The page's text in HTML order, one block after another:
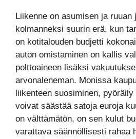
Liikenne on asumisen ja ruuan
kolmanneksi suurin erä, kun
on kotitalouden budjetti
auton omistaminen on kallis
polttoaineen lisäksi
arvonaleneman. Monissa
liikenteen suosiminen,
voivat säästää satoja euroja
on välttämätön, on sen kulut
varattava säännöllisesti rahaa